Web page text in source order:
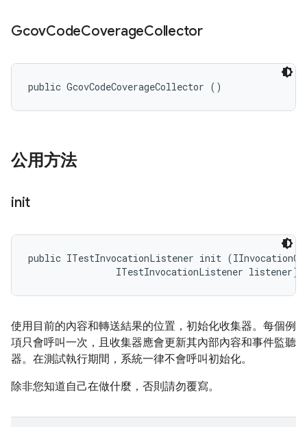
GcovCodeCoverageCollector
public GcovCodeCoverageCollector ()
公用方法
init
public ITestInvocationListener init
                ITestInvocationListener listener)
使用目前的內容和轉送結果的位置，初始化收集器。每個例
項只會呼叫一次，且收集器應會更新其內部內容和事件監聽
器。在測試執行期間，系統一律不會呼叫初始化。
除非您知道自己在做什麼，否則請勿覆寫。